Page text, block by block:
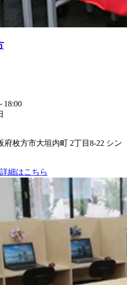
18:00
府枚方市大垣内町 2丁目8-22 シン
詳細はこちら